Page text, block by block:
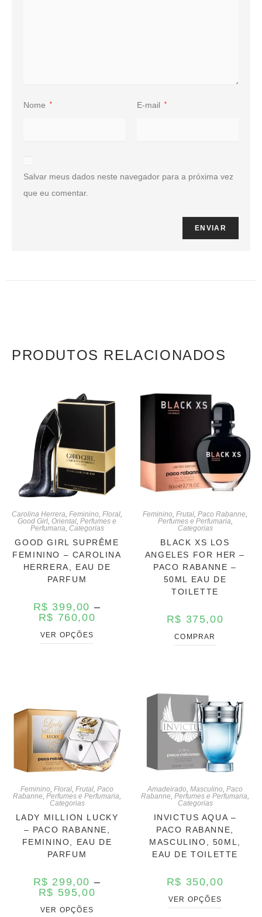
Nome * E-mail *
Salvar meus dados neste navegador para a próxima vez
que eu comentar.
PRODUTOS RELACIONADOS
Carolina Herrera, Feminino, Floral,
Good Girl, Oriental, Perfumes e
Perfumaria, Categorias
GOOD GIRL SUPRÊME
FEMININO – CAROLINA
HERRERA, EAU DE
PARFUM
R$ 399,00 –
R$ 760,00
VER OPÇÕES
Feminino, Frutal, Paco Rabanne,
Perfumes e Perfumaria,
Categorias
BLACK XS LOS
ANGELES FOR HER –
PACO RABANNE –
50ML EAU DE
TOILETTE
R$ 375,00
COMPRAR
Feminino, Floral, Frutal, Paco
Rabanne, Perfumes e Perfumaria,
Categorias
LADY MILLION LUCKY
– PACO RABANNE,
FEMININO, EAU DE
PARFUM
R$ 299,00 –
R$ 595,00
VER OPÇÕES
Amadeirado, Masculino, Paco
Rabanne, Perfumes e Perfumaria,
Categorias
INVICTUS AQUA –
PACO RABANNE,
MASCULINO, 50ML,
EAU DE TOILETTE
R$ 350,00
VER OPÇÕES